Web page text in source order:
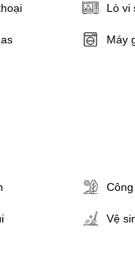
Lò vi
Máy
Vệ